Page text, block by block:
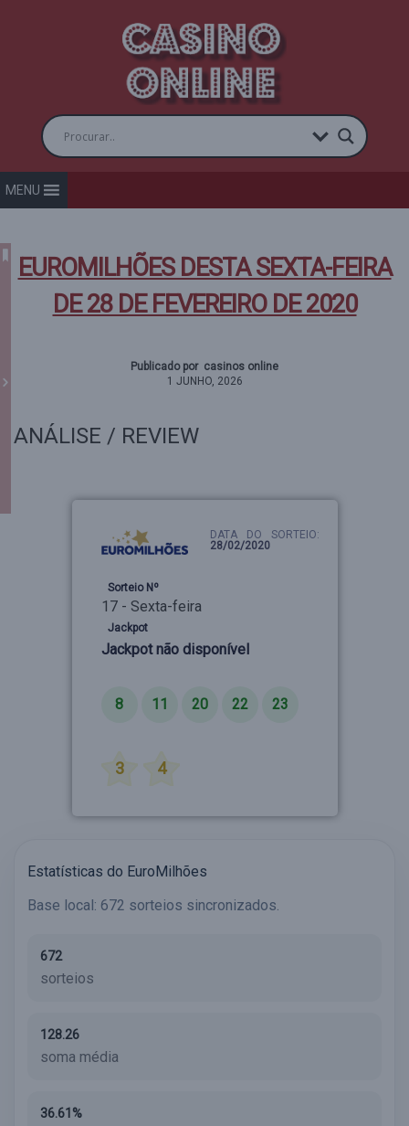
MENU
EUROMILHÕES DESTA SEXTA-FEIRA
DE 28 DE FEVEREIRO DE 2020
Publicado por casinos online
1 JUNHO, 2026
ANÁLISE / REVIEW
DATA DO SORTEIO:
28/02/2020
Sorteio Nº
17 - Sexta-feira
Jackpot
Jackpot não disponível
8 11 20 22 23
3 4
Estatísticas do EuroMilhões
Base local: 672 sorteios sincronizados.
672
sorteios
128.26
soma média
36.61%